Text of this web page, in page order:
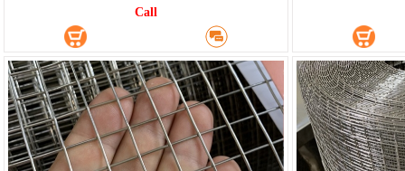
Call